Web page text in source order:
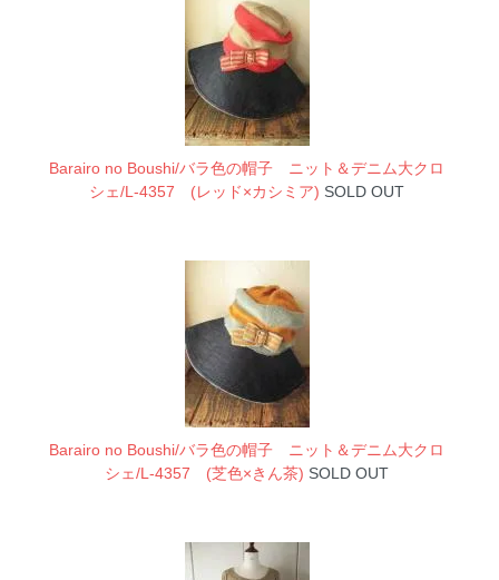
Barairo no Boushi/バラ色の帽子 ニット＆デニム大クロ
シェ/L-4357 (レッド×カシミア) SOLD OUT
Barairo no Boushi/バラ色の帽子 ニット＆デニム大クロ
シェ/L-4357 (芝色×きん茶) SOLD OUT